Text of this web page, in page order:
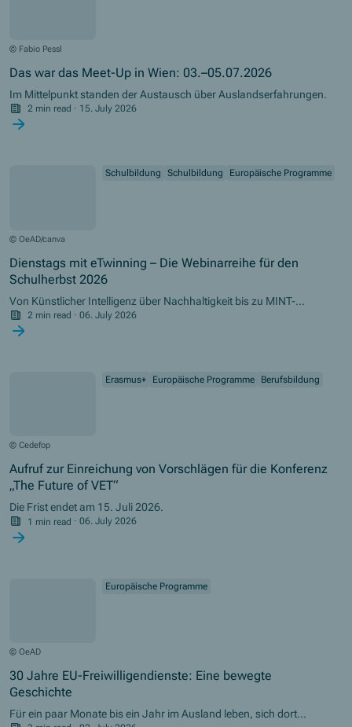
© Fabio Pessl
Das war das Meet-Up in Wien: 03.–05.07.2026
Im Mittelpunkt standen der Austausch über Auslandserfahrungen.
2 min read · 15. July 2026
© OeAD/canva
Schulbildung Schulbildung Europäische Programme
Dienstags mit eTwinning – Die Webinarreihe für den
Schulherbst 2026
Von Künstlicher Intelligenz über Nachhaltigkeit bis zu MINT-
Projekten – die Webinarreihe bietet praxisnahe Ideen für Unterricht,
Schulentwicklung und europäische Vernetzung.
2 min read · 06. July 2026
© Cedefop
Erasmus+ Europäische Programme Berufsbildung
Aufruf zur Einreichung von Vorschlägen für die Konferenz
„The Future of VET“
Die Frist endet am 15. Juli 2026.
1 min read · 06. July 2026
© OeAD
Europäische Programme
30 Jahre EU-Freiwilligendienste: Eine bewegte
Geschichte
Für ein paar Monate bis ein Jahr im Ausland leben, sich dort